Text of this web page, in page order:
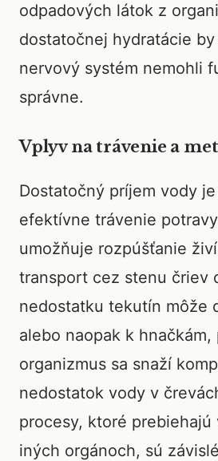
odpadových látok z
dostatočnej hydratácie
nervový systém nemohli
správne.
Vplyv na trávenie a
Dostatočný príjem vody
efektívne trávenie
umožňuje rozpúšťanie
transport cez stenu čriev
nedostatku tekutín môže
alebo naopak k hnačkám,
organizmus sa snaží
nedostatok vody v
procesy, ktoré prebiehajú
iných orgánoch, sú